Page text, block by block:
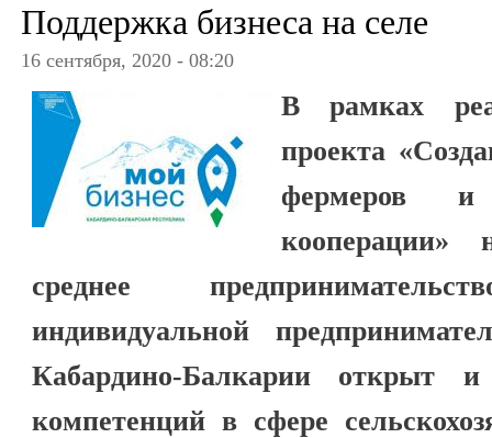
Поддержка бизнеса на селе
16 сентября, 2020 - 08:20
В рамках
проекта
фермеров и
кооперации»
среднее
индивидуальной
Кабардино-Балкарии открыт
компетенций в сфере